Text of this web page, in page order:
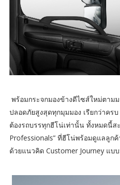
พร้อมกระจกมองข้างดีไซส์ใหม่ตาม
ปลอดภัยสูงสุดทุกมุมมอง เรียกว่าคร
ต้องรถบรรทุกฮีโน่เท่านั้น ทั้งหมดนี้ส
Professionals” ที่ฮีโน่พร้อมดูแลลูก
ด้วยแนวคิด Customer Journey แบ